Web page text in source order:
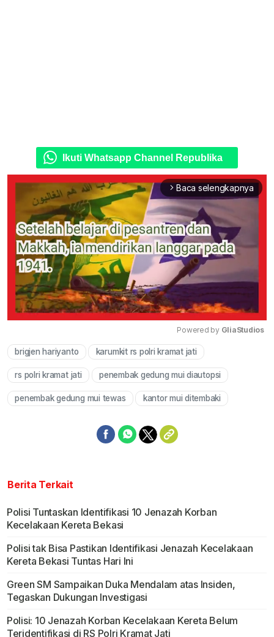
Ikuti Whatsapp Channel Republika
arrow_forward_ios Baca selengkapnya
Powered by GliaStudios
brigjen hariyanto karumkit rs polri kramat jati
rs polri kramat jati penembak gedung mui diautopsi
penembak gedung mui tewas kantor mui ditembaki
Berita Terkait
Polisi Tuntaskan Identifikasi 10 Jenazah Korban
Kecelakaan Kereta Bekasi
Polisi tak Bisa Pastikan Identifikasi Jenazah Kecelakaan
Kereta Bekasi Tuntas Hari Ini
Green SM Sampaikan Duka Mendalam atas Insiden,
Tegaskan Dukungan Investigasi
Polisi: 10 Jenazah Korban Kecelakaan Kereta Belum
Teridentifikasi di RS Polri Kramat Jati